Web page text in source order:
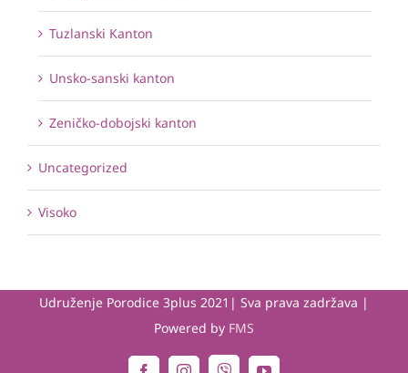
Tuzlanski Kanton
Unsko-sanski kanton
Zeničko-dobojski kanton
Uncategorized
Visoko
Udruženje Porodice 3plus 2021| Sva prava zadržava |
Powered by FMS